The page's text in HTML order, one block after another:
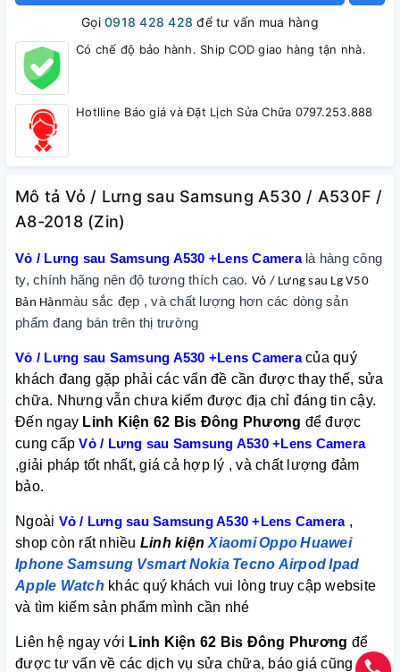
Gọi0918 428 428 để tư vấn mua hàng
Có chế độ bảo hành. Ship COD giao hàng tận nhà.
Hotlline Báo giá và Đặt Lịch Sửa Chữa 0797.253.888
Mô tả Vỏ / Lưng sau Samsung A530 / A530F /
A8-2018 (Zin)
Vỏ / Lưng sau Samsung A530 +Lens Cameralà hàng công
ty, chính hãng nên độ tương thích cao. Vỏ / Lưng sau Lg V50
Bản Hànmàu sắc đẹp , và chất lượng hơn các dòng sản
phẩm đang bán trên thị trường
Vỏ / Lưng sau Samsung A530 +Lens Cameracủa quý
khách đang gặp phải các vấn đề cần được thay thế, sửa
chữa. Nhưng vẫn chưa kiếm được địa chỉ đáng tin cậy.
Đến ngay Linh Kiện 62 Bis Đông Phương để được
cung cấpVỏ / Lưng sau Samsung A530 +Lens Camera
,giải pháp tốt nhất, giá cả hợp lý , và chất lượng đảm
bảo.
Ngoài Vỏ / Lưng sau Samsung A530 +Lens Camera ,
shop còn rất nhiều Linh kiệnXiaomiOppoHuawei
Iphone Samsung Vsmart Nokia Tecno AirpodIpad
Apple Watch khác quý khách vui lòng truy cập website
và tìm kiếm sản phẩm mình cần nhé
Liên hệ ngay với Linh Kiện 62 Bis Đông Phương để
được tư vấn về các dịch vụ sửa chữa, báo giá cũng như